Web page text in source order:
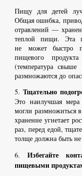
Пищу для детей
Общая ошибка,
отравлений —
теплой пищи. Эта
не может быстро
пищевого
(температура
размножаются до
5.Тщательно
Это наилучшая
могли размножиться
хранение угнетает
раз, перед едой,
толще должна быть
6.Избегайте
пищевыми